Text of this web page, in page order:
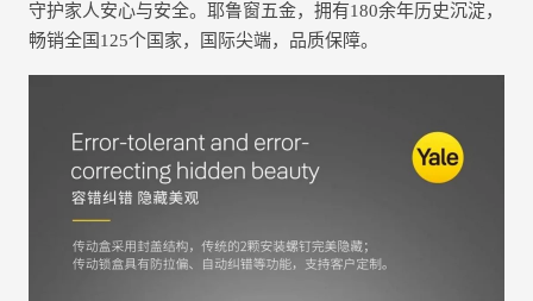
守护家人安心与安全。耶鲁窗五金，拥有180余年历史沉淀，
畅销全国125个国家，国际尖端，品质保障。